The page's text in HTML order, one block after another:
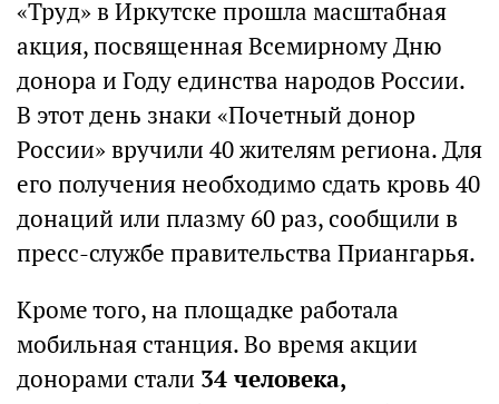
«Труд» в Иркутске прошла масштабная
акция, посвященная Всемирному Дню
донора и Году единства народов России.
В этот день знаки «Почетный донор
России» вручили 40 жителям региона. Для
его получения необходимо сдать кровь 40
донаций или плазму 60 раз, сообщили в
пресс-службе правительства Приангарья.
Кроме того, на площадке работала
мобильная станция. Во время акции
донорами стали 34 человека,